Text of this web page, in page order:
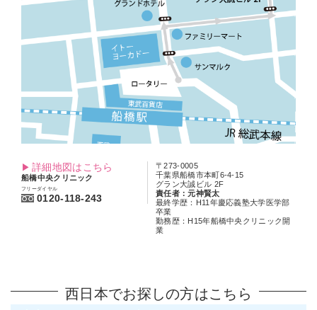
詳細地図はこちら
船橋中央クリニック
フリーダイヤル
0120-118-243
〒273-0005
千葉県船橋市本町6-4-15
グラン大誠ビル 2F
責任者：元神賢太
最終学歴：H11年慶応義塾大学医学部
卒業
勤務歴：H15年船橋中央クリニック開
業
西日本でお探しの方はこちら